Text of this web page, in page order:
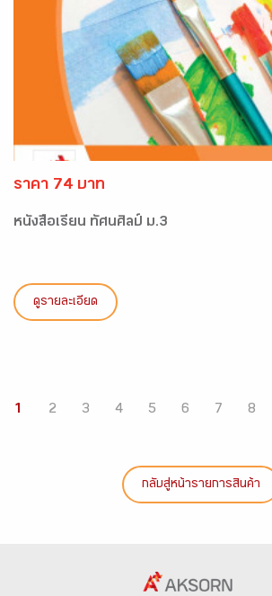
ราคา 74 บาท
หนังสือเรียน ทัศนศิลป์ ม.3
ดูรายละเอียด
1 2 3 4 5 6 7 8
กลับสู่หน้ารายการสินค้า